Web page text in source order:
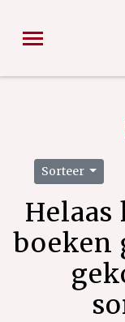
Sorteer
Helaas
boeken